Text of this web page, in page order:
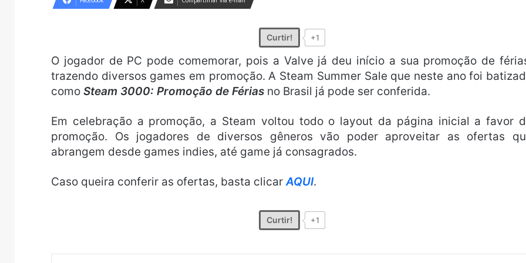
Curtir! +1
O jogador de PC pode comemorar, pois a Valve já deu início a sua promoção de
trazendo diversos games em promoção. A Steam Summer Sale que neste ano foi
como Steam 3000: Promoção de Férias no Brasil já pode ser conferida.
Em celebração a promoção, a Steam voltou todo o layout da página inicial a favor
promoção. Os jogadores de diversos gêneros vão poder aproveitar as ofertas
abrangem desde games indies, até game já consagrados.
Caso queira conferir as ofertas, basta clicarAQUI.
Curtir! +1